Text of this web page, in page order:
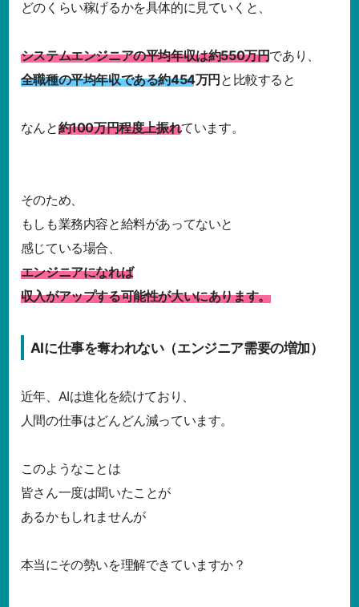
どのくらい稼げるかを具体的に見ていくと、
システムエンジニアの平均年収は約550万円であり、
全職種の平均年収である約454万円と比較すると
なんと約100万円程度上振れています。
そのため、
もしも業務内容と給料があってないと
感じている場合、
エンジニアになれば
収入がアップする可能性が大いにあります。
AIに仕事を奪われない（エンジニア需要の増加）
近年、AIは進化を続けており、
人間の仕事はどんどん減っています。
このようなことは
皆さん一度は聞いたことが
あるかもしれませんが
本当にその勢いを理解できていますか？